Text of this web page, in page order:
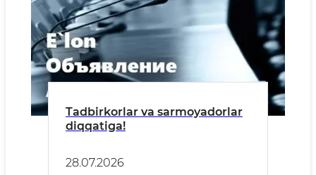
Tadbirkorlar va sarmoyadorlar
diqqatiga!
28.07.2026